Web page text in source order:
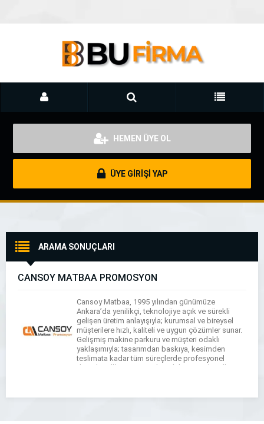
HEMEN ÜYE OL
ÜYE GİRİŞİ YAP
ARAMA SONUÇLARI
CANSOY MATBAA PROMOSYON
Cansoy Matbaa, 1995 yılından günümüze
Ankara’da yenilikçi, teknolojiye açık ve sürekli
gelişen üretim anlayışıyla; kurumsal ve bireysel
müşterilere hızlı, kaliteli ve uygun çözümler sunar.
Gelişmiş makine parkuru ve müşteri odaklı
yaklaşımıyla; tasarımdan baskıya, kesimden
teslimata kadar tüm süreçlerde profesyonel
destek sağlar. Kurumsal Baskılar: Antetli Kağıt,